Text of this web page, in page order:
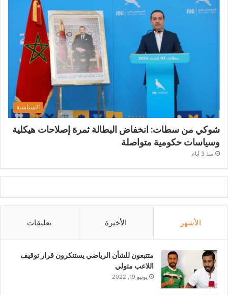
السياسية
شوكي من سطات: انخفاض البطالة ثمرة إصلاحات هيكلية
وسياسات حكومية متواصلة
منذ 3 أيام
الأشهر الأخيرة تعليقات
متتبعون للشأن الرياضي يستنكرون قرار توقيف
اللاعب متولي
يونيو 19, 2022